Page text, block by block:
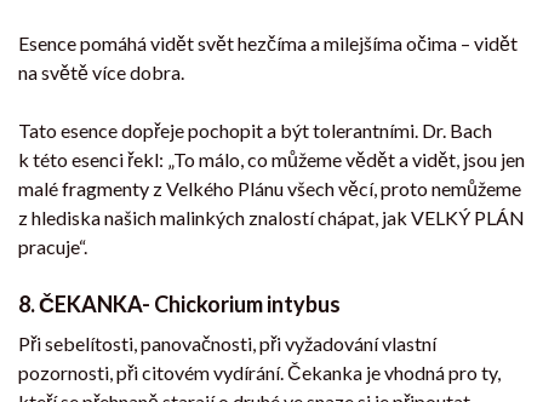
Esence pomáhá vidět svět hezčíma a milejšíma očima – vidět
na světě více dobra.
Tato esence dopřeje pochopit a být tolerantními. Dr. Bach
k této esenci řekl: „To málo, co můžeme vědět a vidět, jsou jen
malé fragmenty z Velkého Plánu všech věcí, proto nemůžeme
z hlediska našich malinkých znalostí chápat, jak VELKÝ PLÁN
pracuje“.
8. ČEKANKA- Chickorium intybus
Při sebelítosti, panovačnosti, při vyžadování vlastní
pozornosti, při citovém vydírání. Čekanka je vhodná pro ty,